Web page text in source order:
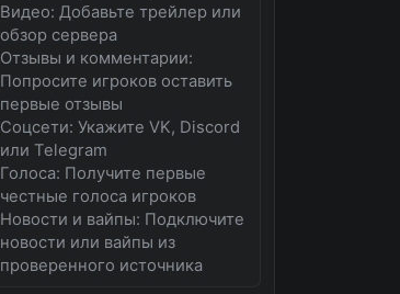
Видео: Добавьте трейлер или
обзор сервера
Отзывы и комментарии:
Попросите игроков оставить
первые отзывы
Соцсети: Укажите VK, Discord
или Telegram
Голоса: Получите первые
честные голоса игроков
Новости и вайпы: Подключите
новости или вайпы из
проверенного источника